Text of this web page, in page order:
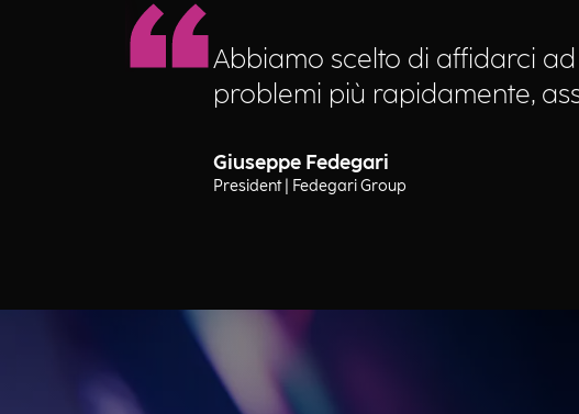
Abbiamo scelto di affidarci
problemi più rapidamente,
Giuseppe Fedegari
President | Fedegari Group